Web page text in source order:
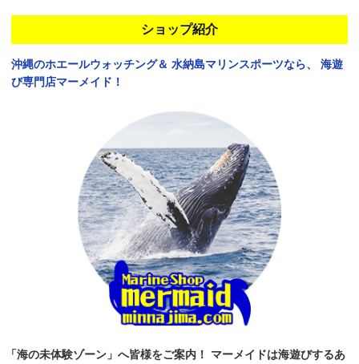
ショップ紹介
沖縄のホエールウォッチング＆ 水納島マリンスポーツなら、
海遊
び専門店マーメイド！
「海の未体験ゾーン」へ皆様をご案内！
マーメイドは海遊びするあ